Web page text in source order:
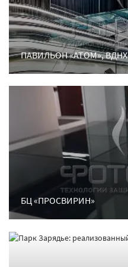
ПАВИЛЬОН «АТОМ», ВДНХ
БЦ «ПРОСВИРИН»